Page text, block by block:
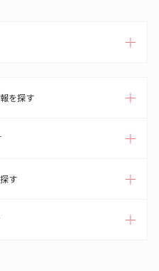
を探す
す